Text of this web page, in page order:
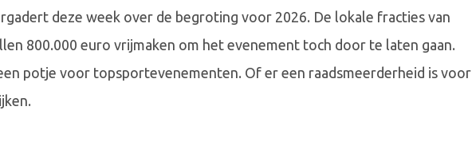
deze week over de begroting voor 2026. De lokale fracties van
800.000 euro vrijmaken om het evenement toch door te laten gaan.
potje voor topsportevenementen. Of er een raadsmeerderheid is voor